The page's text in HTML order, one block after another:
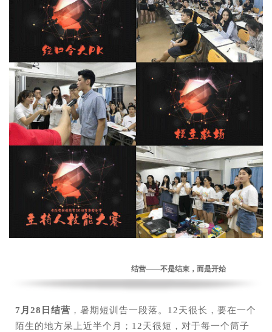
结营——不是结束，而是开始
7月28日结营 ，暑期短训告一段落。12天很长，要在一个
陌生的地方呆上近半个月；12天很短，对于每一个筒子